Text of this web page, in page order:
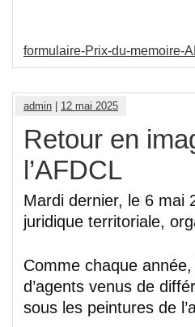
formulaire-Prix-du-memoire-
admin 12 mai 2025
Retour en
l’AFDCL
Mardi dernier, le 6 mai
juridique territoriale,
Comme chaque
d’agents venus de
sous les peintures de